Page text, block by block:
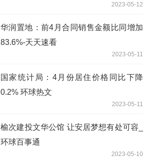
2023-05-12
华润置地：前4月合同销售金额比同增加
83.6%-天天速看
2023-05-11
国家统计局：4月份居住价格同比下降
0.2% 环球热文
2023-05-11
榆次建投文华公馆 让安居梦想有处可容_
环球百事通
2023-05-10